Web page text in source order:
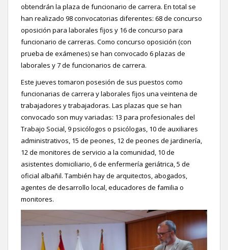
obtendrán la plaza de funcionario de carrera. En total se
han realizado 98 convocatorias diferentes: 68 de concurso
oposición para laborales fijos y 16 de concurso para
funcionario de carreras. Como concurso oposición (con
prueba de exámenes) se han convocado 6 plazas de
laborales y 7 de funcionarios de carrera.
Este jueves tomaron posesión de sus puestos como
funcionarias de carrera y laborales fijos una veintena de
trabajadores y trabajadoras. Las plazas que se han
convocado son muy variadas: 13 para profesionales del
Trabajo Social, 9 psicólogos o psicólogas, 10 de auxiliares
administrativos, 15 de peones, 12 de peones de jardinería,
12 de monitores de servicio a la comunidad, 10 de
asistentes domiciliario, 6 de enfermería geriátrica, 5 de
oficial albañil. También hay de arquitectos, abogados,
agentes de desarrollo local, educadores de familia o
monitores.